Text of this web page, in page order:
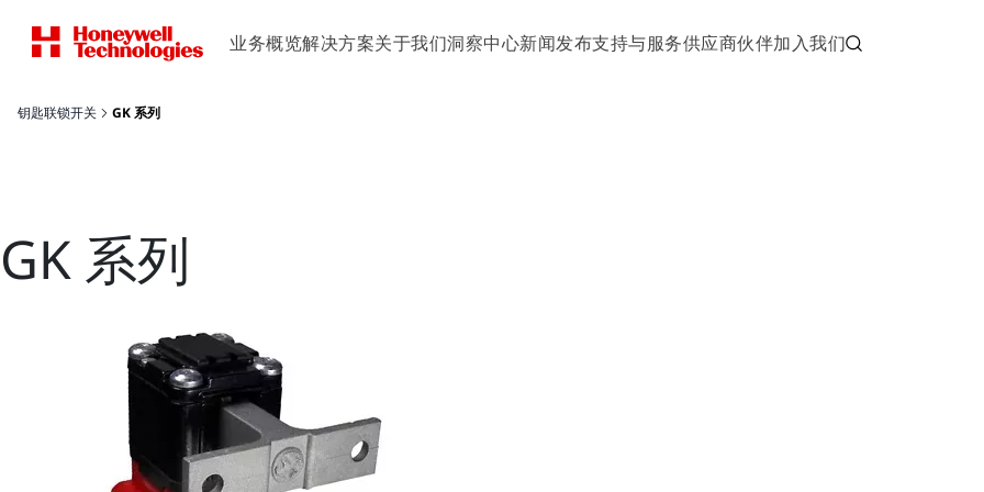
业务概览解决方案关于我们洞察中心新闻发布支持与服务供应商伙伴加入我们
钥匙联锁开关 GK 系列
GK 系列